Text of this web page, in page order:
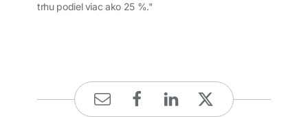
trhu podiel viac ako 25 %."